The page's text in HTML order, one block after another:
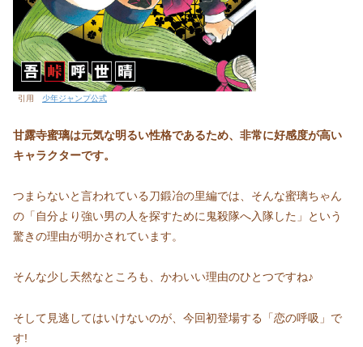
引用 少年ジャンプ公式
甘露寺蜜璃は元気な明るい性格であるため、非常に好感度が高い
キャラクターです。
つまらないと言われている刀鍛冶の里編では、そんな蜜璃ちゃん
の「自分より強い男の人を探すために鬼殺隊へ入隊した」という
驚きの理由が明かされています。
そんな少し天然なところも、かわいい理由のひとつですね♪
そして見逃してはいけないのが、今回初登場する「恋の呼吸」で
す!